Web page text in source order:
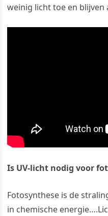
weinig licht toe en blijven
Is UV-licht nodig voor
Fotosynthese is de
in chemische